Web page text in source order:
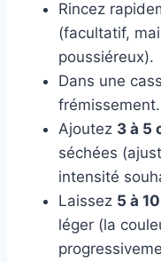
Rincez
(facultatif,
poussiéreux).
Dans une
frémissement.
Ajoutez 3 à 5
séchées
intensité
Laissez 5 à
léger (la